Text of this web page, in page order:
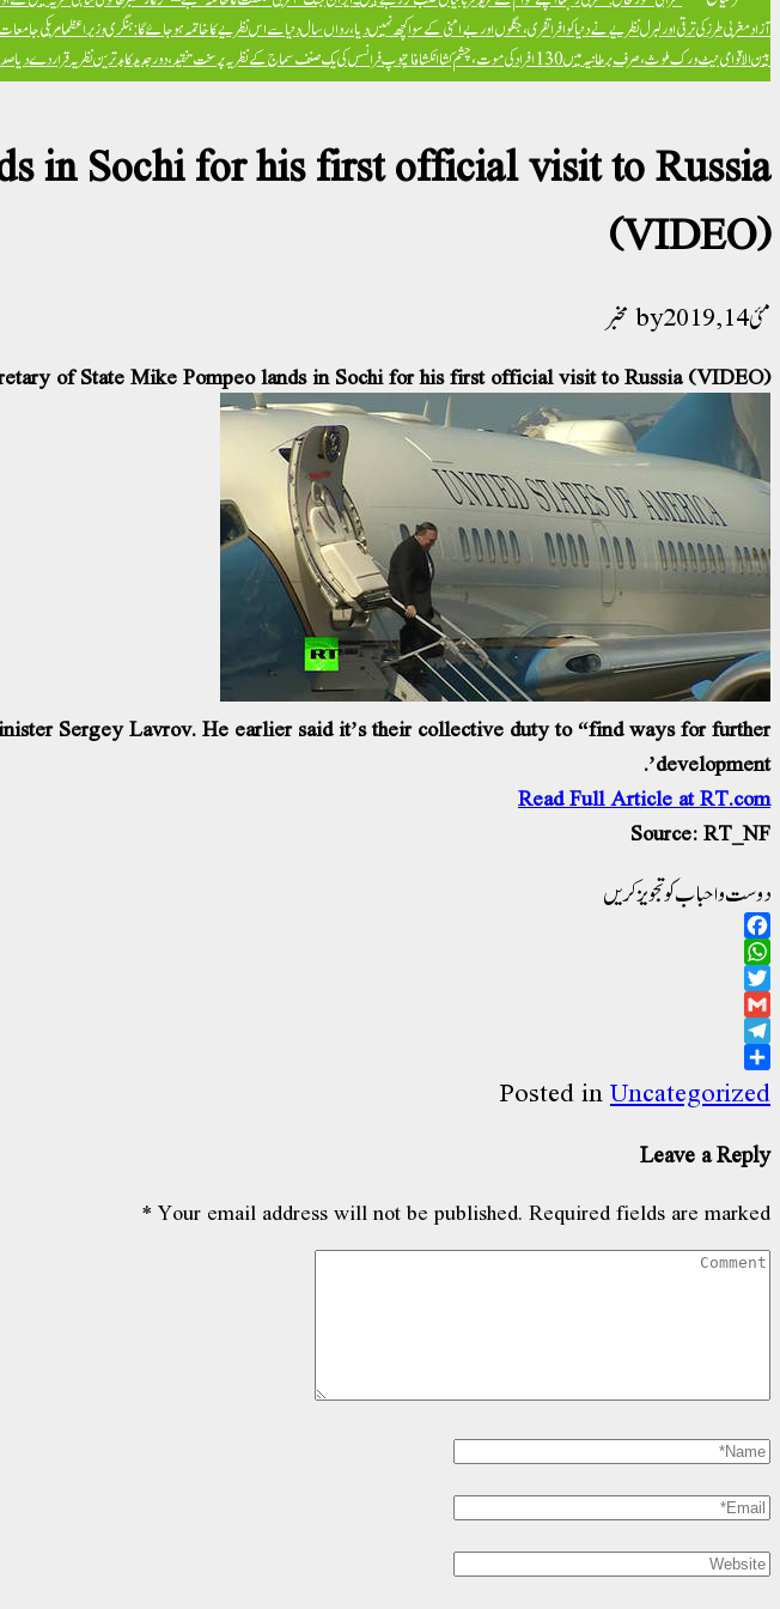
آزادمغربی طرز کی ترقی اور لبرل نظریے نے دنیا کو افراتفری، جنگوں اور بےامنی کے سوا کچھ نہیں دیا، رواں سال دنیا سے اس نظریے کا خاتمہ ہو جائے گا: ہنگری وزیراعظمامریکی
بین الاقوامی نیٹ ورک ملوث، صرف برطانیہ میں 130 افراد کی موت، چشم کشا انکشافات
پوپ فرانسس کی یک صنف سماج کے نظریہ پر سخت تنقید، دور جدید کا بدترین نظریہ قرار دے دیا
in Sochi for his first official visit to Russia
(VIDEO)
مئی 14, 2019 مخبر
of State Mike Pompeo lands in Sochi for his first official visit to Russia (VIDEO)
Sergey Lavrov. He earlier said it’s their collective duty to “find ways for further
development’.
Read Full Article at RT.com
Source: RT_NF
دوست و احباب کو تجویز کریں
Facebook
WhatsApp
Twitter
Gmail
Telegram
Share
Posted inUncategorized
Leave a Reply
Your email address will not be published. Required fields are marked
*